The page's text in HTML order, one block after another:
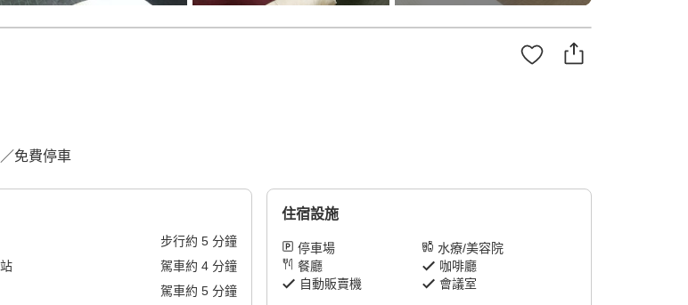
免費停車
步行約 5分鐘
駕車約 4分鐘
駕車約 5分鐘
住宿設施
停車場
水療/美容院
餐廳
咖啡廳
自動販賣機
會議室